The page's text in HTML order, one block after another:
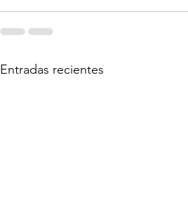
Entradas recientes